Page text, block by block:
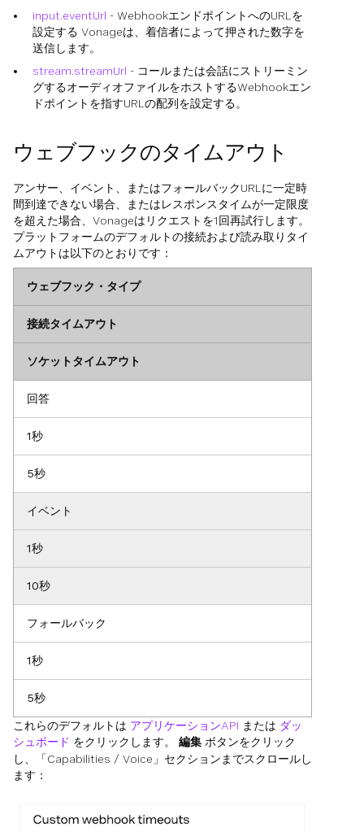
input.eventUrl - WebhookエンドポイントへのURLを
設定する Vonageは、着信者によって押された数字を
送信します。
stream.streamUrl - コールまたは会話にストリーミン
グするオーディオファイルをホストするWebhookエン
ドポイントを指すURLの配列を設定する。
ウェブフックのタイムアウト
アンサー、イベント、またはフォールバックURLに一定時
間到達できない場合、またはレスポンスタイムが一定限度
を超えた場合、Vonageはリクエストを1回再試行します。
プラットフォームのデフォルトの接続および読み取りタイ
ムアウトは以下のとおりです：
ウェブフック・タイプ
接続タイムアウト
ソケットタイムアウト
回答
1秒
5秒
イベント
1秒
10秒
フォールバック
1秒
5秒
これらのデフォルトは アプリケーションAPI または ダッ
シュボード をクリックします。 編集 ボタンをクリック
し、「Capabilities / Voice」セクションまでスクロールし
ます：